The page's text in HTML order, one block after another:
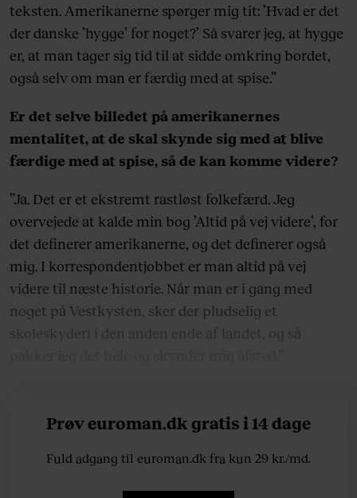
teksten. Amerikanerne spørger mig tit: ’Hvad er det
der danske ’hygge’ for noget?’ Så svarer jeg, at hygge
er, at man tager sig tid til at sidde omkring bordet,
også selv om man er færdig med at spise.”
Er det selve billedet på amerikanernes
mentalitet, at de skal skynde sig med at blive
færdige med at spise, så de kan komme videre?
”Ja. Det er et ekstremt rastløst folkefærd. Jeg
overvejede at kalde min bog ’Altid på vej videre’, for
det definerer amerikanerne, og det definerer også
mig. I korrespondentjobbet er man altid på vej
videre til næste historie. Når man er i gang med
noget på Vestkysten, sker der pludselig et
skoleskyderi i den anden ende af landet, og så
Prøv euroman.dk gratis i 14 dage
Fuld adgang til euroman.dk fra kun 29 kr./md.